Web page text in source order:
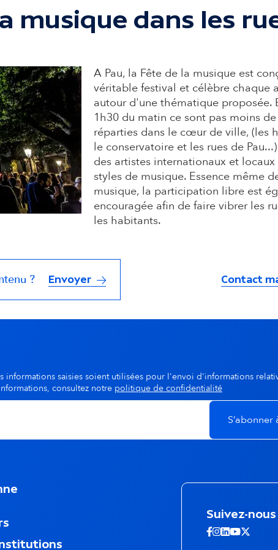
d
i
r
e
musique dans les
A Pau, la Fête de la musique est
véritable festival et célèbre chaque
autour d'une thématique proposée.
1h30 du matin ce sont pas moins de
réparties dans le cœur de ville, (les
le conservatoire et les rues de
des artistes internationaux et
styles de musique. Essence même
musique, la participation libre est
encouragée afin de faire vibrer les
les habitants.
? Envoyer Contact
informations saisies soient utilisées pour l'envoi d'informations
consultez notre politique de confidentialité
Suivez-nous
Suivez-
Suivez-
Suivez-